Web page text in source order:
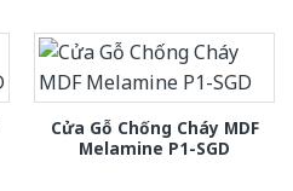
Cửa Gỗ Chống Cháy MDF
Melamine P1-SGD